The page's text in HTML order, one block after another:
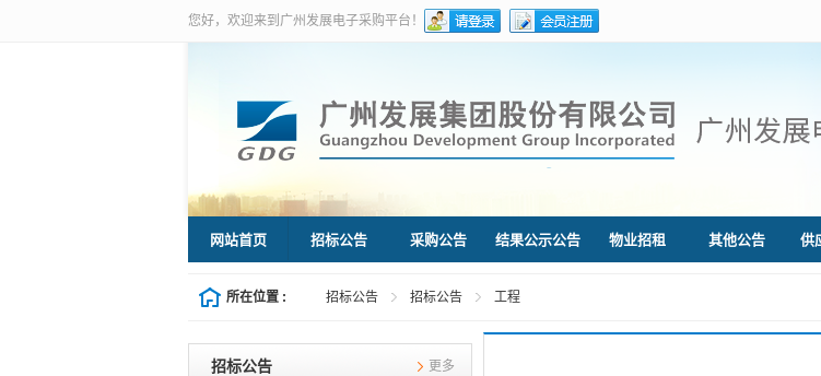
您好，欢迎来到广州发展电子采购平台！
网站首页 招标公告 采购公告 结果公示公告 物业招租 其他公告 供
所在位置 : 招标公告 招标公告 工程
招标公告 更多